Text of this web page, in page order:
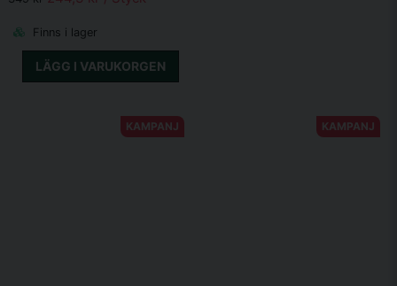
Finns i lager
LÄGG I VARUKORGEN
KAMPANJ KAMPANJ